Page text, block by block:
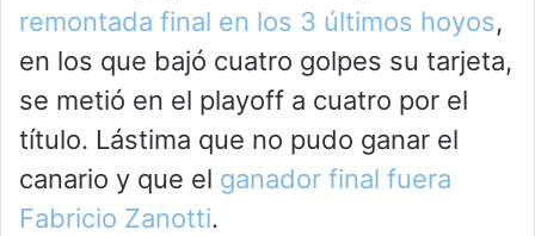
remontada final en los 3 últimos hoyos,
en los que bajó cuatro golpes su tarjeta,
se metió en el playoff a cuatro por el
título. Lástima que no pudo ganar el
canario y que el ganador final fuera
Fabricio Zanotti.